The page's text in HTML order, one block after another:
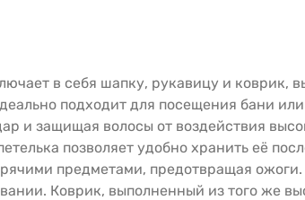
в себя шапку, рукавицу и коврик,
подходит для посещения бани
и защищая волосы от воздействия
позволяет удобно хранить её
предметами, предотвращая
Коврик, выполненный из того же